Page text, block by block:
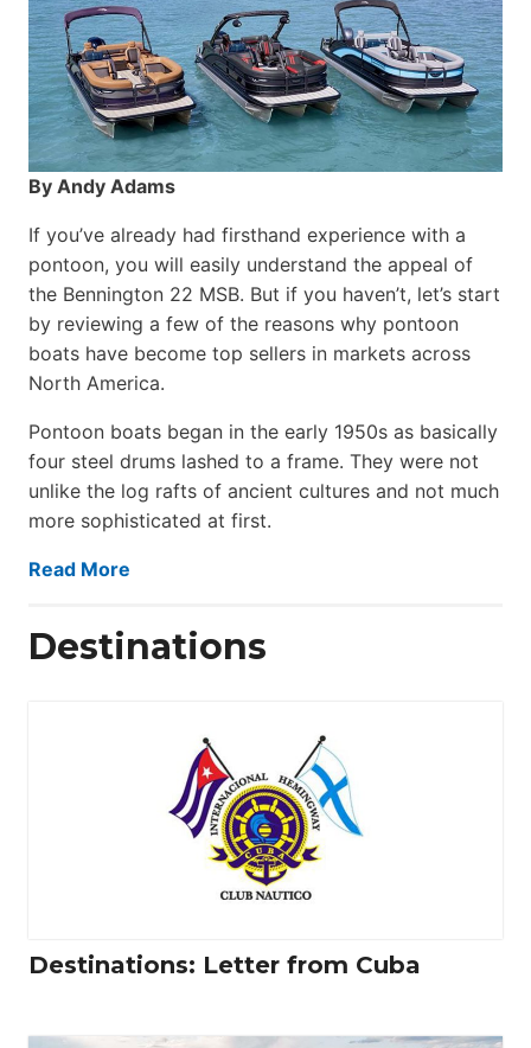
By Andy Adams
If you’ve already had firsthand experience with a
pontoon, you will easily understand the appeal of
the Bennington 22 MSB. But if you haven’t, let’s start
by reviewing a few of the reasons why pontoon
boats have become top sellers in markets across
North America.
Pontoon boats began in the early 1950s as basically
four steel drums lashed to a frame. They were not
unlike the log rafts of ancient cultures and not much
more sophisticated at first.
Read More
Destinations
Destinations: Letter from Cuba